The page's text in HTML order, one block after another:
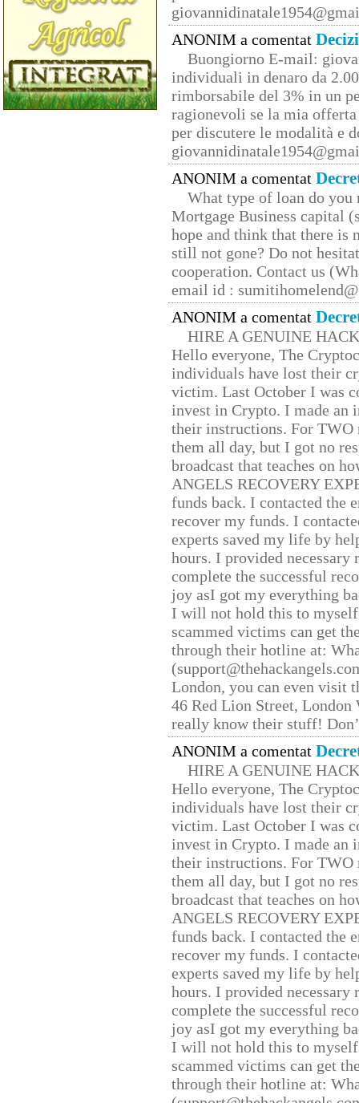
ANONIM a comentat
Buongiorno E-mail:
individuali in denaro da
rimborsabile del 3% in un
ragionevoli se la mia
per discutere le modalità e
ANONIM a comentat
What type of loan do you
Mortgage Business capital
hope and think that there is
still not gone? Do not
cooperation. Contact us
email id :
ANONIM a comentat
HIRE A GENUINE
Hello everyone, The
individuals have lost their
victim. Last October I was
invest in Crypto. I made
their instructions. For TWO
them all day, but I got no
broadcast that teaches on
ANGELS RECOVERY
funds back. I contacted the
recover my funds. I
experts saved my life by
hours. I provided
complete the successful
joy asI got my everything
I will not hold this to
scammed victims can get
through their hotline at:
London, you can even visit
46 Red Lion Street, London
really know their stuff!
ANONIM a comentat
HIRE A GENUINE
Hello everyone, The
individuals have lost their
victim. Last October I was
invest in Crypto. I made
their instructions. For TWO
them all day, but I got no
broadcast that teaches on
ANGELS RECOVERY
funds back. I contacted the
recover my funds. I
experts saved my life by
hours. I provided
complete the successful
joy asI got my everything
I will not hold this to
scammed victims can get
through their hotline at: